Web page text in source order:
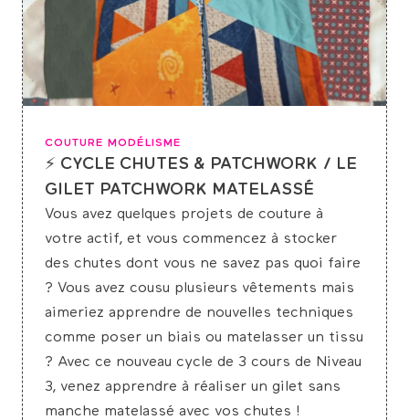
COUTURE MODÉLISME
⚡ CYCLE CHUTES & PATCHWORK / LE
GILET PATCHWORK MATELASSÉ
Vous avez quelques projets de couture à
votre actif, et vous commencez à stocker
des chutes dont vous ne savez pas quoi faire
? Vous avez cousu plusieurs vêtements mais
aimeriez apprendre de nouvelles techniques
comme poser un biais ou matelasser un tissu
? Avec ce nouveau cycle de 3 cours de Niveau
3, venez apprendre à réaliser un gilet sans
manche matelassé avec vos chutes !